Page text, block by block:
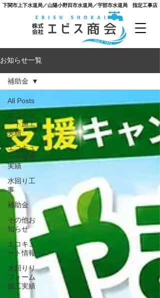
​下関市上下水道局／山陽小野田市水道局／宇部市水道局 指定工事店
お知らせ一覧
All Posts
エコキュ
ート施工
実績
エコキュ
ート修理
実績
水回り工
事
補助金
その他お
知らせ
エコキュ
ート情報
水回りリ
フォーム
施工実績
補助金